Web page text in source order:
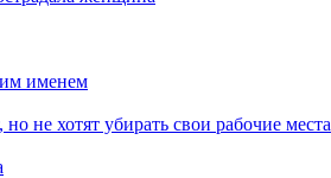
именем
не хотят убирать свои рабочие места